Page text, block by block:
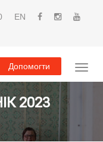
EN
Допомогти
2023